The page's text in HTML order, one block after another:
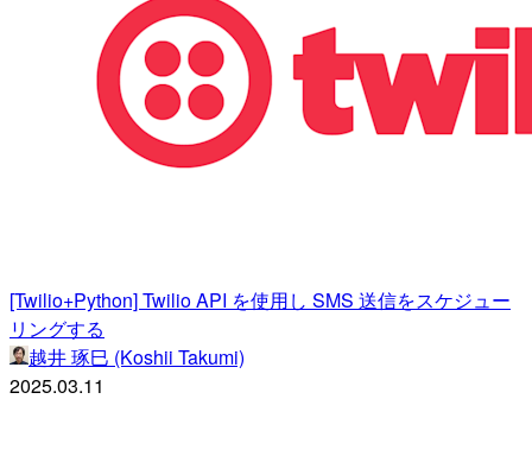
[Twilio+Python] Twilio API を使用し SMS 送信をスケジュー
リングする
越井 琢巳 (Koshii Takumi)
2025.03.11